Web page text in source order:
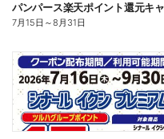
7月15日 ～8月31日